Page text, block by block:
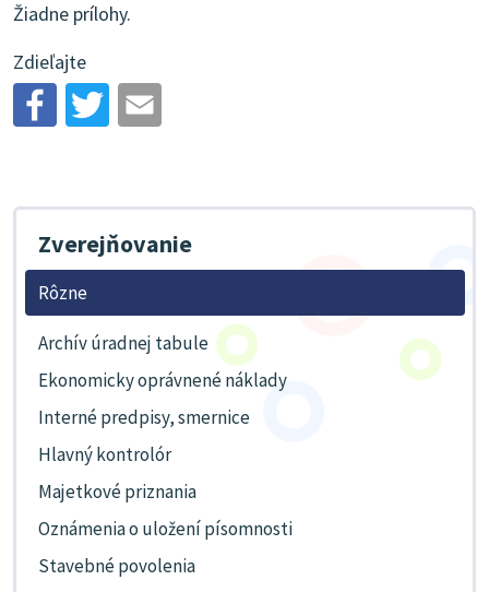
Žiadne prílohy.
Zdieľajte
Zverejňovanie
Rôzne
Archív úradnej tabule
Ekonomicky oprávnené náklady
Interné predpisy, smernice
Hlavný kontrolór
Majetkové priznania
Oznámenia o uložení písomnosti
Stavebné povolenia